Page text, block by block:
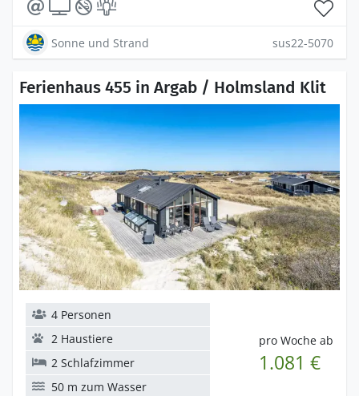
Sonne und Strand sus22-5070
Ferienhaus 455 in Argab / Holmsland Klit
pro Woche ab
1.081 €
4 Personen
2 Haustiere
2 Schlafzimmer
50 m zum Wasser